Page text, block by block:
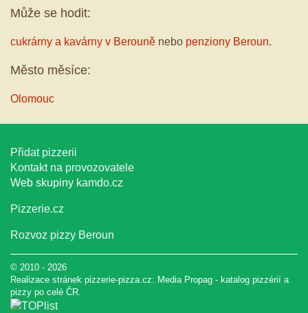
Může se hodit:
cukrárny a kavárny v Berouně nebo penziony Beroun.
Město měsíce:
Olomouc
Přidat pizzerii
Kontakt na provozovatele
Web skupiny kamdo.cz
Pizzerie.cz
Rozvoz pizzy Beroun
© 2010 - 2026
Realizace stránek pizzerie-pizza.cz: Media Propag - katalog pizzérií a
pizzy po celé ČR.